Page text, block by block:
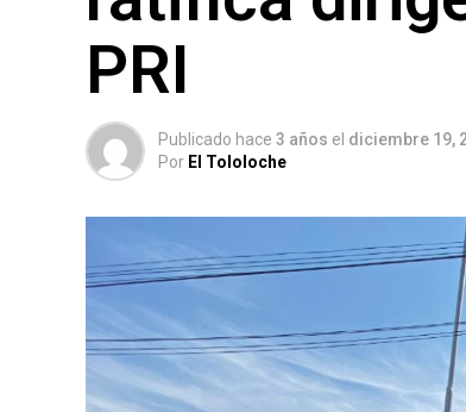
PRI
Publicado hace 3 años el diciembre 19,
Por El Tololoche